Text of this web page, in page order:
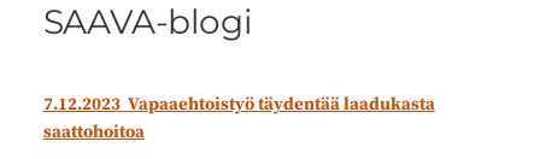
SAAVA-blogi
7.12.2023 Vapaaehtoistyö täydentää laadukasta
saattohoitoa